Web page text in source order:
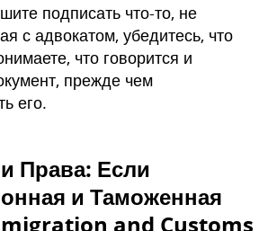
подписать что-то, не
с адвокатом, убедитесь, что
что говорится и
прежде чем
его.
Права: Если
и Таможенная
and Customs